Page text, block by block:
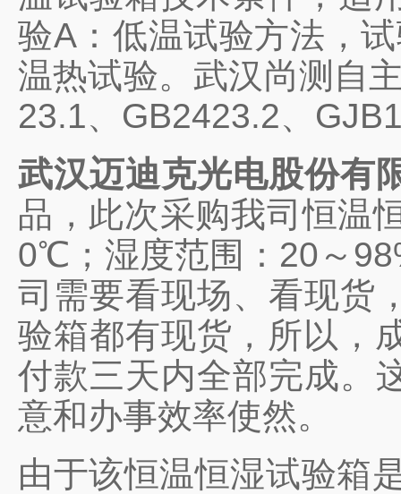
验A：低温试验方法，
温热试验。武汉尚测自
23.1、GB2423.2、
武汉迈迪克光电股份有
品，此次采购我司恒温
0℃；湿度范围：20～
司需要看现场、看现货
验箱都有现货，所以，
付款三天内全部完成。
意和办事效率使然。
由于该恒温恒湿试验箱